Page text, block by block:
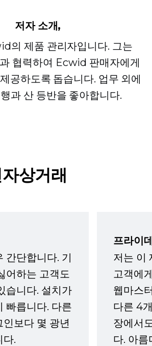
저자 소개,
의 제품 관리자입니다. 그는
협력하여 Ecwid 판매자에게
공하도록 돕습니다. 업무 외에
과 산 등반을 좋아합니다.
상거래
간단합니다. 기
어하는 고객도
습니다. 설치가
빠릅니다. 다른
보다 몇 광년
다.
프라이
저는 이
고객에
웹마스
다른 4
장에서
다. 아름